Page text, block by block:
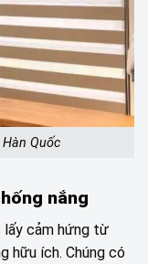
Quốc
nắng
lấy cảm hứng từ
hữu ích. Chúng có